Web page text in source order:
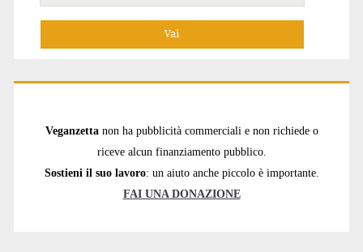
per:
Veganzetta non ha pubblicità commerciali e non richiede o
riceve alcun finanziamento pubblico.
Sostieni il suo lavoro: un aiuto anche piccolo è importante.
FAI UNA DONAZIONE